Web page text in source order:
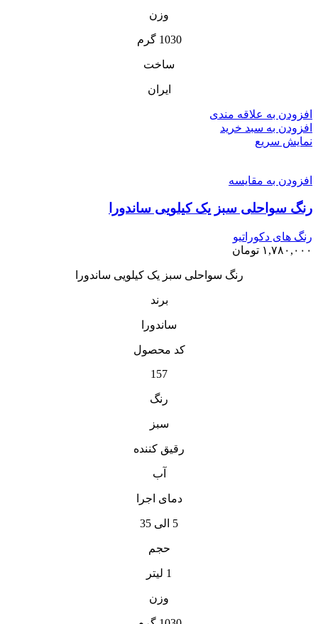
وزن
1030 گرم
ساخت
ایران
افزودن به علاقه مندی
افزودن به سبد خرید
نمایش سریع
افزودن به مقایسه
رنگ سواحلی سبز یک کیلویی ساندورا
رنگ های دکوراتیو
۱,۷۸۰,۰۰۰ تومان
رنگ سواحلی سبز یک کیلویی ساندورا
برند
ساندورا
کد محصول
157
رنگ
سبز
رقیق کننده
آب
دمای اجرا
5 الی 35
حجم
1 لیتر
وزن